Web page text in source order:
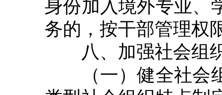
务的，按干部管理权
八、加强社会组
（一）健全社会